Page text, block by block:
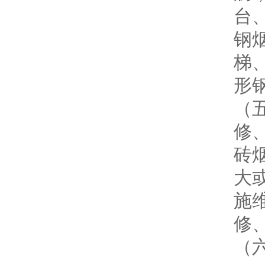
台
钢
梯
形
修
砖
大
施
修